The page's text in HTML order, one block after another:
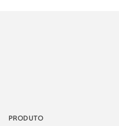
PRODUTO